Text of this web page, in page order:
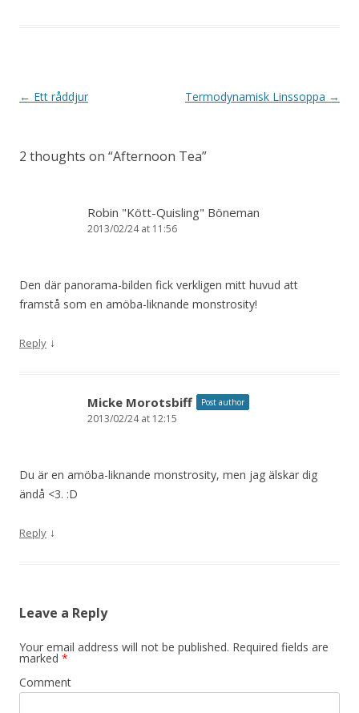
Post
← Ett råddjur Termodynamisk Linssoppa →
2 thoughts on “Afternoon Tea”
Robin "Kött-Quisling" Böneman
2013/02/24 at 11:56
Den där panorama-bilden fick verkligen mitt huvud att
framstå som en amöba-liknande monstrosity!
Reply ↓
Micke Morotsbiff Post author
2013/02/24 at 12:15
Du är en amöba-liknande monstrosity, men jag älskar dig
ändå <3. :D
Reply ↓
Leave a Reply
Your email address will not be published. Required fields are
marked *
Comment